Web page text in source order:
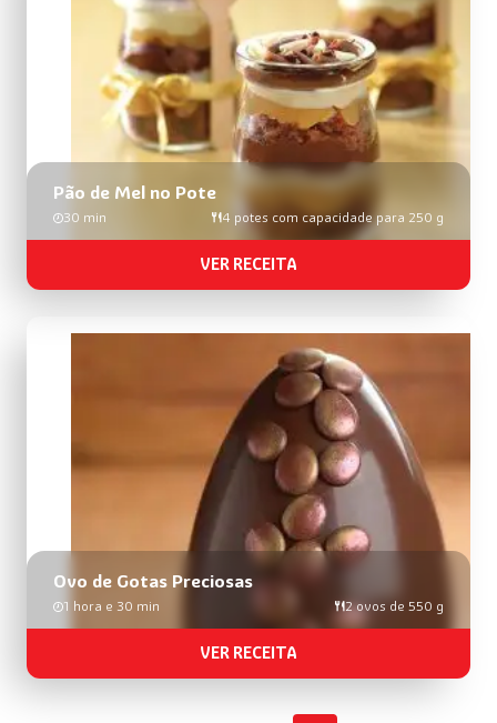
Pão de Mel no Pote
30 min 4 potes com capacidade para 250 g
VER RECEITA
Ovo de Gotas Preciosas
1 hora e 30 min 2 ovos de 550 g
VER RECEITA